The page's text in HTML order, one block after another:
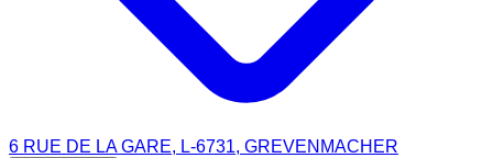
6 RUE DE LA GARE, L-6731, GREVENMACHER